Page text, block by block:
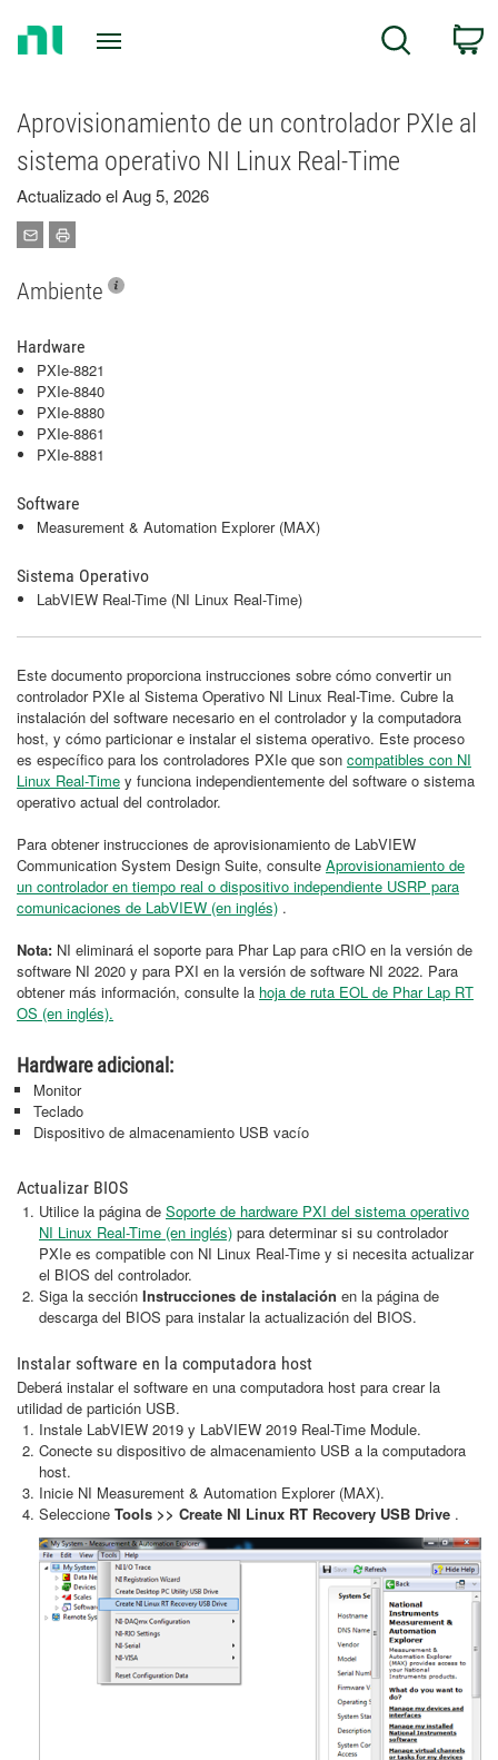
Search
Aprovisionamiento de un controlador PXIe al
sistema operativo NI Linux Real-Time
Actualizado el Aug 5, 2026
Ambiente
Hardware
PXIe-8821
PXIe-8840
PXIe-8880
PXIe-8861
PXIe-8881
Software
Measurement & Automation Explorer (MAX)
Sistema Operativo
LabVIEW Real-Time (NI Linux Real-Time)
Este documento proporciona instrucciones sobre cómo convertir un
controlador PXIe al Sistema Operativo NI Linux Real-Time. Cubre la
instalación del software necesario en el controlador y la computadora
host, y cómo particionar e instalar el sistema operativo. Este proceso
es específico para los controladores PXIe que son compatibles con NI
Linux Real-Time y funciona independientemente del software o sistema
operativo actual del controlador.
Para obtener instrucciones de aprovisionamiento de LabVIEW
Communication System Design Suite, consulte Aprovisionamiento de
un controlador en tiempo real o dispositivo independiente USRP para
comunicaciones de LabVIEW (en inglés) .
Nota: NI eliminará el soporte para Phar Lap para cRIO en la versión de
software NI 2020 y para PXI en la versión de software NI 2022. Para
obtener más información, consulte la hoja de ruta EOL de Phar Lap RT
OS (en inglés).
Hardware adicional:
Monitor
Teclado
Dispositivo de almacenamiento USB vacío
Actualizar BIOS
Utilice la página de Soporte de hardware PXI del sistema operativo
NI Linux Real-Time (en inglés) para determinar si su controlador
PXIe es compatible con NI Linux Real-Time y si necesita actualizar
el BIOS del controlador.
Siga la sección Instrucciones de instalación en la página de
descarga del BIOS para instalar la actualización del BIOS.
Instalar software en la computadora host
Deberá instalar el software en una computadora host para crear la
utilidad de partición USB.
Instale LabVIEW 2019 y LabVIEW 2019 Real-Time Module.
Conecte su dispositivo de almacenamiento USB a la computadora
host.
Inicie NI Measurement & Automation Explorer (MAX).
Seleccione Tools >> Create NI Linux RT Recovery USB Drive .